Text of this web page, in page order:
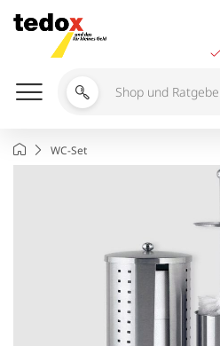
Inhalt
springen
Shop
durchsuchen
Startseite
WC-Set